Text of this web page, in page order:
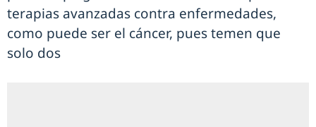
terapias avanzadas contra enfermedades,
como puede ser el cáncer, pues temen que
solo dos